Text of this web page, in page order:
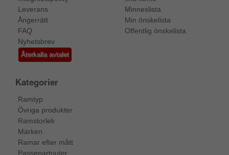
Leverans
Ångerrätt
FAQ
Nyhetsbrev
Återkalla avtalet
Minneslista
Min önskelista
Offentlig önskelista
Kategorier
Ramtyp
Övriga produkter
Ramstorlek
Märken
Ramar efter mått
Passepartouter